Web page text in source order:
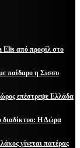
Elis από προφίλ στο
παίδαρο η Σισσυ
επέστρεψε Ελλάδα
διαδίκτυο: Η Δώρα
γίνεται πατέρας